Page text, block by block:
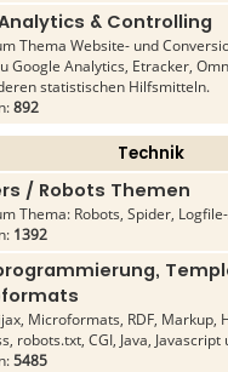
& Controlling
Thema Website- und
Google Analytics, Etracker,
statistischen Hilfsmitteln.
892
Technik
/ Robots Themen
Thema: Robots, Spider,
1392
Microformats, RDF, Markup,
robots.txt, CGI, Java, Javascript
5485